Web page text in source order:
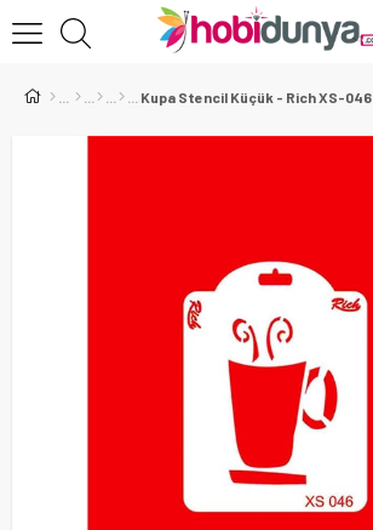
Kupa Stencil Küçük - Rich XS-046